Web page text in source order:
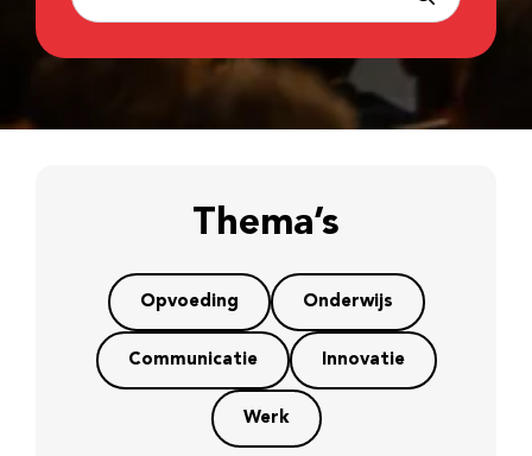
Thema’s
Opvoeding Onderwijs
Communicatie Innovatie
Werk